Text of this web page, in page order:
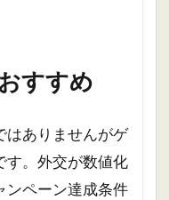
すすめ
はありませんがゲ
す。外交が数値化
ンペーン達成条件